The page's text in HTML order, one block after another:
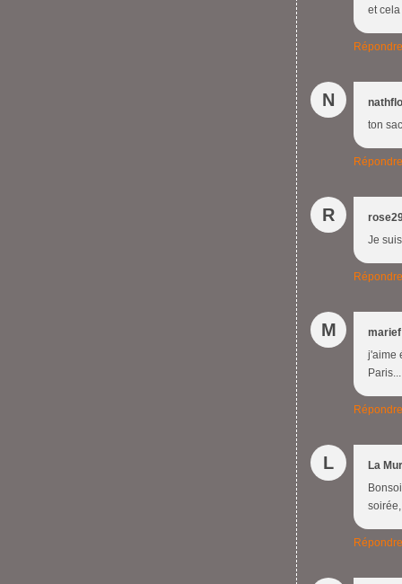
et
Répondre
N
nathflo
ton
Répondre
R
Je
Répondre
M
marief
j'aime
Répondre
L
La
Répondre